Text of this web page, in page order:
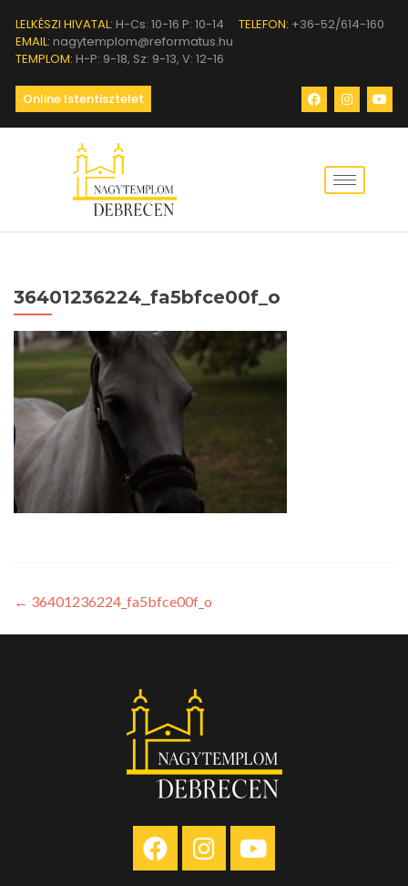
LELKÉSZI HIVATAL: H-Cs: 10-16 P: 10-14 TELEFON: +36-52/614-160
EMAIL: nagytemplom@reformatus.hu
TEMPLOM: H-P: 9-18, Sz: 9-13, V: 12-16
Online Istentisztelet
36401236224_fa5bfce00f_o
← 36401236224_fa5bfce00f_o